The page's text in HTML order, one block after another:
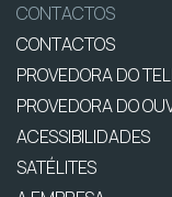
CONTACTOS
CONTACTOS
PROVEDORA DO
PROVEDORA DO
ACESSIBILIDADES
SATÉLITES